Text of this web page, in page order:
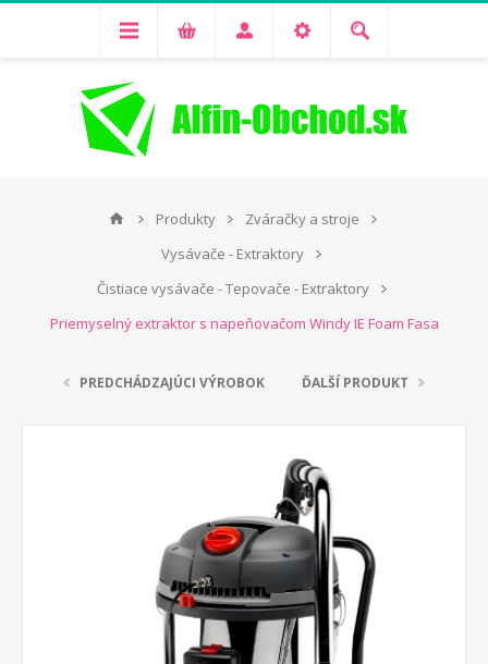
Produkty
Zváračky a stroje
Vysávače - Extraktory
Čistiace vysávače - Tepovače - Extraktory
Priemyselný extraktor s napeňovačom Windy IE Foam Fasa
PREDCHÁDZAJÚCI VÝROBOK ĎALŠÍ PRODUKT